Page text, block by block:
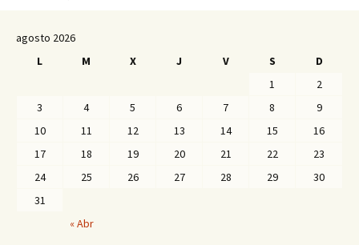
agosto 2026
L
M X J V S
D
1
2
3
4 5 6 7 8
9
10
11 12 13 14 15
16
17
18 19 20 21 22
23
24
25 26 27 28 29
30
31
« Abr